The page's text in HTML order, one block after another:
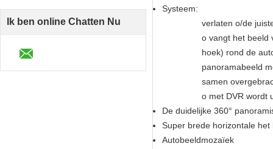
Ik ben online Chatten Nu
Systeem:
verlaten o/de
o vangt het beeld
hoek) rond de
panoramabeeld
samen
o met DVR wordt
De duidelijke 360°
Super brede horizontale het
Autobeeldmozaïek